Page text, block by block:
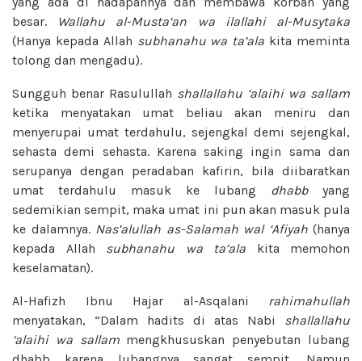
besar. Wallahu al-Musta‘an wa ilallahi
al-Musytaka
(Hanya kepada Allah subhanahu wa ta’ala kita meminta
tolong dan mengadu).
Sungguh benar Rasulullah shallallahu ‘alaihi wa sallam
ketika menyatakan umat beliau akan meniru dan
menyerupai umat terdahulu, sejengkal demi sejengkal,
sehasta demi sehasta. Karena saking ingin sama dan
serupanya dengan peradaban kafirin, bila diibaratkan
umat terdahulu masuk ke lubang dhabbyang
sedemikian sempit, maka umat ini pun akan masuk pula
ke dalamnya. Nas’alullah as-Salamah wal ‘Afiyah(hanya
kepada Allah subhanahu wa ta’ala kita memohon
keselamatan).
Al-Hafizh Ibnu Hajar al-Asqalani
rahimahullah
menyatakan, “Dalam hadits di atas Nabi shallallahu
‘alaihi wa sallammengkhususkan penyebutan lubang